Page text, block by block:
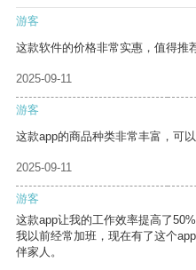
游客
这款软件的价格非常实惠，值得推
2025-09-11
游客
这款app的商品种类非常丰富，可
2025-09-11
游客
这款app让我的工作效率提高了
我以前经常加班，现在有了这个
伴家人。